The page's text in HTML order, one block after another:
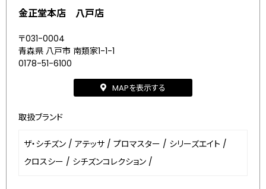
金正堂本店 八戸店
〒031-0004
青森県 八戸市 南類家1-1-1
0178-51-6100
MAPを表示する
取扱ブランド
ザ・シチズン / アテッサ / プロマスター / シリーズエイト /
クロスシー / シチズンコレクション /